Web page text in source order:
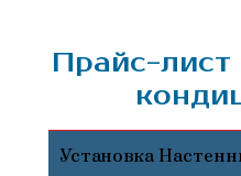
Прайс-лист
Установка